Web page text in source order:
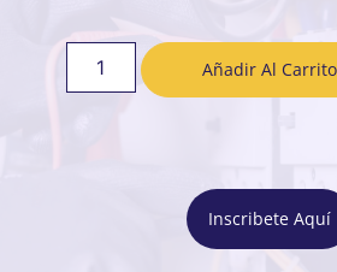
Añadir Al Carrito
Inscribete Aquí